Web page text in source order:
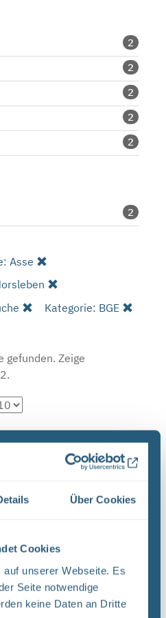
Über Cookies
Cookies
unserer Webseite. Es
Seite notwendige
keine Daten an Dritte
2
2
2
2
2
2
Asse
Kategorie: BGE
gefunden. Zeige
und viele Fragen
Morsleben
dem Bundesamt für
die Bundesgesellschaft
Tage ...